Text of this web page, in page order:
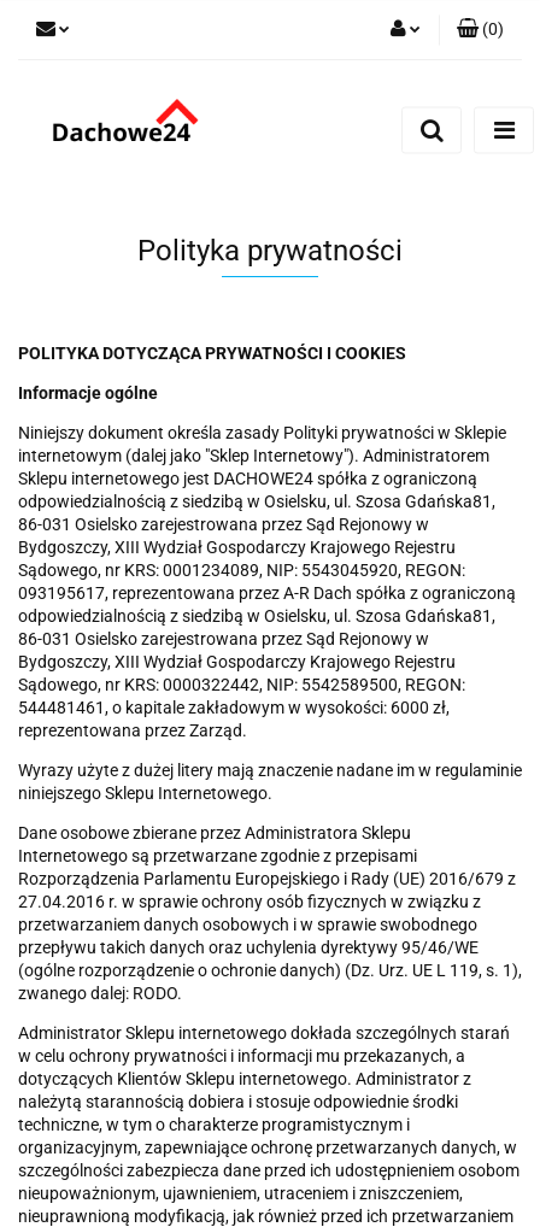
(0)
Polityka prywatności
POLITYKA DOTYCZĄCA PRYWATNOŚCI I COOKIES
Informacje ogólne
Niniejszy dokument określa zasady Polityki prywatności w Sklepie
internetowym (dalej jako "Sklep Internetowy"). Administratorem
Sklepu internetowego jest DACHOWE24 spółka z ograniczoną
odpowiedzialnością z siedzibą w Osielsku, ul. Szosa Gdańska81,
86-031 Osielsko zarejestrowana przez Sąd Rejonowy w
Bydgoszczy, XIII Wydział Gospodarczy Krajowego Rejestru
Sądowego, nr KRS: 0001234089, NIP: 5543045920, REGON:
093195617, reprezentowana przez A-R Dach spółka z ograniczoną
odpowiedzialnością z siedzibą w Osielsku, ul. Szosa Gdańska81,
86-031 Osielsko zarejestrowana przez Sąd Rejonowy w
Bydgoszczy, XIII Wydział Gospodarczy Krajowego Rejestru
Sądowego, nr KRS: 0000322442, NIP: 5542589500, REGON:
544481461, o kapitale zakładowym w wysokości: 6000 zł,
reprezentowana przez Zarząd.
Wyrazy użyte z dużej litery mają znaczenie nadane im w regulaminie
niniejszego Sklepu Internetowego.
Dane osobowe zbierane przez Administratora Sklepu
Internetowego są przetwarzane zgodnie z przepisami
Rozporządzenia Parlamentu Europejskiego i Rady (UE) 2016/679 z
27.04.2016 r. w sprawie ochrony osób fizycznych w związku z
przetwarzaniem danych osobowych i w sprawie swobodnego
przepływu takich danych oraz uchylenia dyrektywy 95/46/WE
(ogólne rozporządzenie o ochronie danych) (Dz. Urz. UE L 119, s. 1),
zwanego dalej: RODO.
Administrator Sklepu internetowego dokłada szczególnych starań
w celu ochrony prywatności i informacji mu przekazanych, a
dotyczących Klientów Sklepu internetowego. Administrator z
należytą starannością dobiera i stosuje odpowiednie środki
techniczne, w tym o charakterze programistycznym i
organizacyjnym, zapewniające ochronę przetwarzanych danych, w
szczególności zabezpiecza dane przed ich udostępnieniem osobom
nieupoważnionym, ujawnieniem, utraceniem i zniszczeniem,
nieuprawnioną modyfikacją, jak również przed ich przetwarzaniem